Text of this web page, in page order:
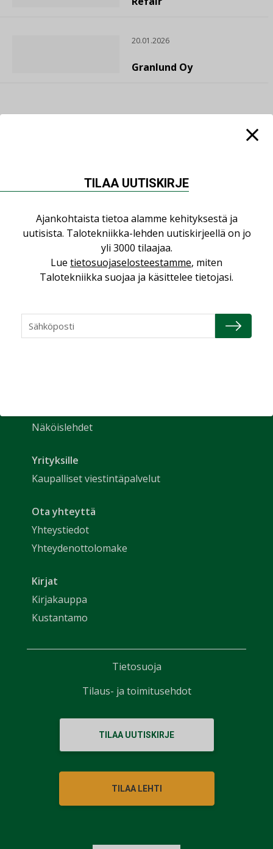
20.01.2026
Granlund Oy
Etusivu
Näkökulmat
Näköislehdet
Yrityksille
Kaupalliset viestintäpalvelut
Ota yhteyttä
Yhteystiedot
Yhteydenottolomake
Kirjat
Kirjakauppa
Kustantamo
TILAA UUTISKIRJE
TILAA LEHTI
Tietosuoja
Tilaus- ja toimitusehdot
TILAA UUTISKIRJE
Ajankohtaista tietoa alamme kehityksestä ja
uutisista. Talotekniikka-lehden uutiskirjeellä on jo
yli 3000 tilaajaa.
Lue tietosuojaselosteestamme, miten
Talotekniikka suojaa ja käsittelee tietojasi.